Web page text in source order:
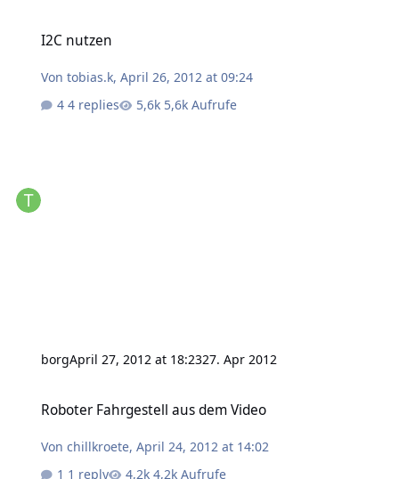
I2C nutzen
Vontobias.k,April 26, 2012 at 09:24
4 replies
5,6k Aufrufe
borgApril 27, 2012 at 18:2327. Apr 2012
Roboter Fahrgestell aus dem Video
Vonchillkroete,April 24, 2012 at 14:02
1 reply
4,2k Aufrufe